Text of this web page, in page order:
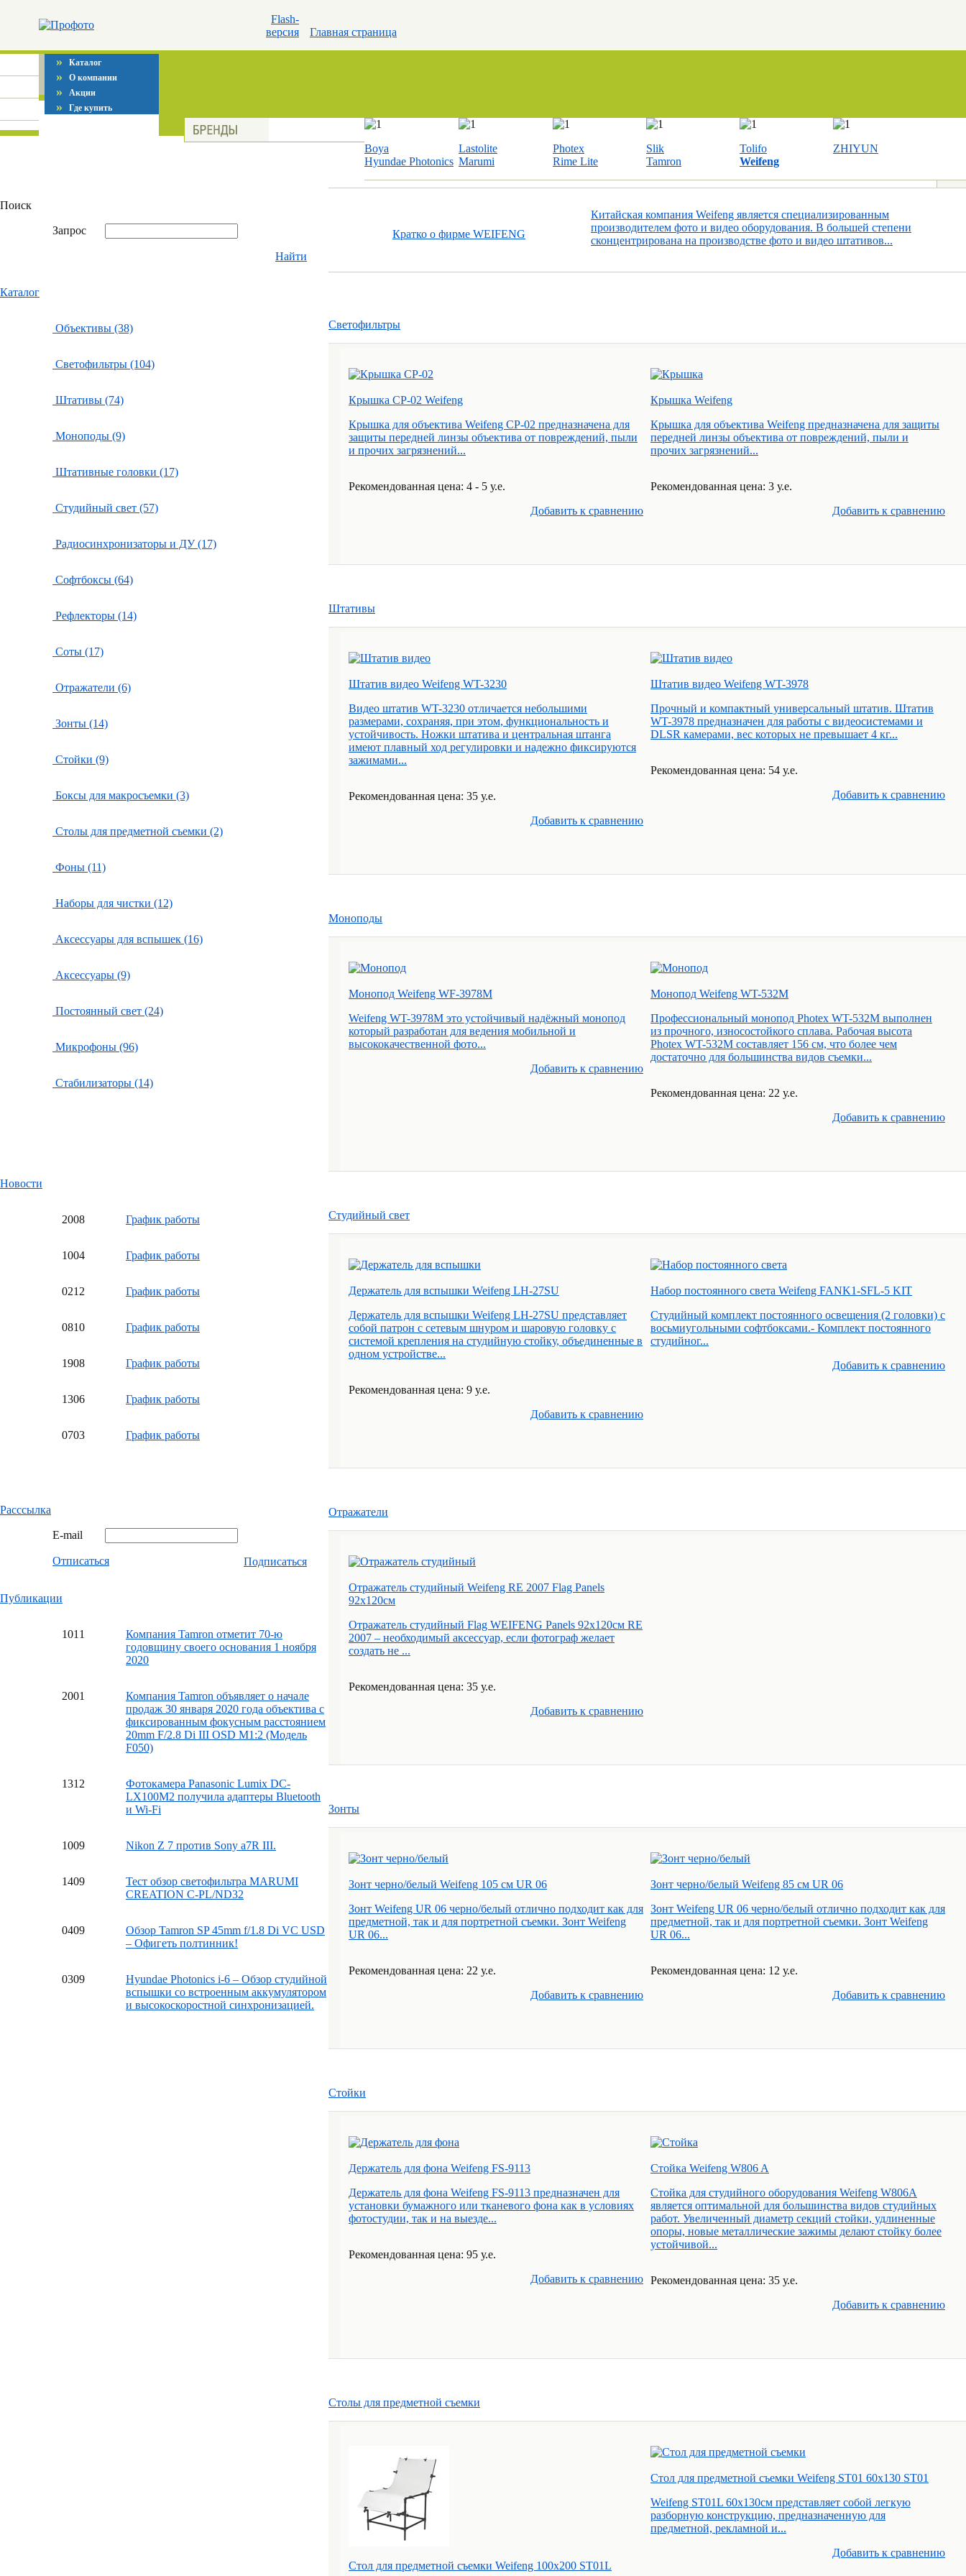
Flash-
версия
Главная страница
» Каталог
» О компании
» Акции
» Где купить
Boya
Hyundae Photonics
Lastolite
Marumi
Photex
Rime Lite
Slik
Tamron
Tolifo
Weifeng
ZHIYUN
Поиск
Запрос
Найти
Каталог
Объективы (38)
Светофильтры (104)
Штативы (74)
Моноподы (9)
Штативные головки (17)
Студийный свет (57)
Радиосинхронизаторы и ДУ (17)
Софтбоксы (64)
Рефлекторы (14)
Соты (17)
Отражатели (6)
Зонты (14)
Стойки (9)
Боксы для макросъемки (3)
Столы для предметной съемки (2)
Фоны (11)
Наборы для чистки (12)
Аксессуары для вспышек (16)
Аксессуары (9)
Постоянный свет (24)
Микрофоны (96)
Стабилизаторы (14)
Новости
2008 График работы
1004 График работы
0212 График работы
0810 График работы
1908 График работы
1306 График работы
0703 График работы
Расссылка
E-mail
Отписаться Подписаться
Публикации
1011
Компания Tamron отметит 70-ю
годовщину своего основания 1 ноября
2020
2001
Компания Tamron объявляет о начале
продаж 30 января 2020 года объектива с
фиксированным фокусным расстоянием
20mm F/2.8 Di III OSD M1:2 (Модель
F050)
1312
Фотокамера Panasonic Lumix DC-
LX100M2 получила адаптеры Bluetooth
и Wi-Fi
1009 Nikon Z 7 против Sony a7R III.
1409
Тест обзор светофильтра MARUMI
CREATION C-PL/ND32
0409
Обзор Tamron SP 45mm f/1.8 Di VC USD
– Офигеть полтинник!
0309
Hyundae Photonics i-6 – Обзор студийной
вспышки со встроенным аккумулятором
и высокоскоростной синхронизацией.
Кратко о фирме WEIFENG
Китайская компания Weifeng является специализированным
производителем фото и видео оборудования. В большей степени
сконцентрирована на производстве фото и видео штативов...
Светофильтры
Крышкa CP-02 Weifeng
Крышка для объектива Weifeng CP-02 предназначена для
защиты передней линзы объектива от повреждений, пыли
и прочих загрязнений...
Рекомендованная цена: 4 - 5 у.е.
Добавить к cравнению
Крышкa Weifeng
Крышка для объектива Weifeng предназначена для защиты
передней линзы объектива от повреждений, пыли и
прочих загрязнений...
Рекомендованная цена: 3 у.е.
Добавить к cравнению
Штативы
Штатив видео Weifeng WT-3230
Видео штатив WT-3230 отличается небольшими
размерами, сохраняя, при этом, функциональность и
устойчивость. Ножки штатива и центральная штанга
имеют плавный ход регулировки и надежно фиксируются
зажимами...
Рекомендованная цена: 35 у.е.
Добавить к cравнению
Штатив видео Weifeng WT-3978
Прочный и компактный универсальный штатив. Штатив
WT-3978 предназначен для работы с видеосистемами и
DLSR камерами, вес которых не превышает 4 кг...
Рекомендованная цена: 54 у.е.
Добавить к cравнению
Моноподы
Монопод Weifeng WF-3978M
Weifeng WT-3978M это устойчивый надёжный монопод
который разработан для ведения мобильной и
высококачественной фото...
Добавить к cравнению
Монопод Weifeng WT-532M
Профессиональный монопод Photex WT-532M выполнен
из прочного, износостойкого сплава. Рабочая высота
Photex WT-532M составляет 156 см, что более чем
достаточно для большинства видов съемки...
Рекомендованная цена: 22 у.е.
Добавить к cравнению
Студийный свет
Держатель для вспышки Weifeng LH-27SU
Держатель для вспышки Weifeng LH-27SU представляет
собой патрон с сетевым шнуром и шаровую головку с
системой крепления на студийную стойку, объединенные в
одном устройстве...
Рекомендованная цена: 9 у.е.
Добавить к cравнению
Набор постоянного света Weifeng FANK1-SFL-5 KIT
Студийный комплект постоянного освещения (2 головки) с
восьмиугольными софтбоксами.- Комплект постоянного
студийног...
Добавить к cравнению
Отражатели
Отражатель студийный Weifeng RE 2007 Flag Panels
92х120см
Отражатель студийный Flag WEIFENG Panels 92x120см RE
2007 – необходимый аксессуар, если фотограф желает
создать не ...
Рекомендованная цена: 35 у.е.
Добавить к cравнению
Зонты
Зонт черно/белый Weifeng 105 см UR 06
Зонт Weifeng UR 06 черно/белый отлично подходит как для
предметной, так и для портретной съемки. Зонт Weifeng
UR 06...
Рекомендованная цена: 22 у.е.
Добавить к cравнению
Зонт черно/белый Weifeng 85 см UR 06
Зонт Weifeng UR 06 черно/белый отлично подходит как для
предметной, так и для портретной съемки. Зонт Weifeng
UR 06...
Рекомендованная цена: 12 у.е.
Добавить к cравнению
Стойки
Держатель для фона Weifeng FS-9113
Держатель для фона Weifeng FS-9113 предназначен для
установки бумажного или тканевого фона как в условиях
фотостудии, так и на выезде...
Рекомендованная цена: 95 у.е.
Добавить к cравнению
Стойка Weifeng W806 A
Стойка для студийного оборудования Weifeng W806А
является оптимальной для большинства видов студийных
работ. Увеличенный диаметр секций стойки, удлиненные
опоры, новые металлические зажимы делают стойку более
устойчивой...
Рекомендованная цена: 35 у.е.
Добавить к cравнению
Столы для предметной съемки
Стол для предметной съемки Weifeng 100x200 ST01L
Стол для предметной съемки Weifeng ST01 60х130 ST01
Weifeng ST01L 60x130cм представляет собой легкую
разборную конструкцию, предназначенную для
предметной, рекламной и...
Добавить к cравнению